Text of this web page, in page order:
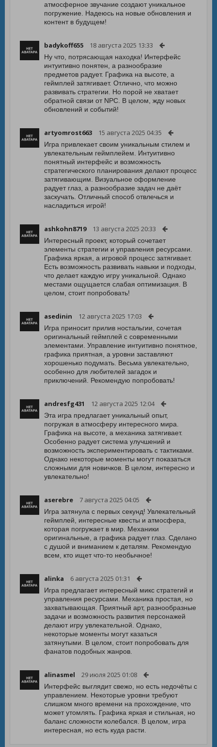
атмосферное звучание создают уникальное
погружение. Надеюсь на новые обновления и
контент в будущем!
badykoff655 18 августа 2025 13:33
Ну что, потрясающая находка! Интерфейс
интуитивно понятен, а разнообразие
предметов радует. Графика на высоте, а
геймплей затягивает. Отлично, что можно
развивать стратегии. Но порой не хватает
обратной связи от NPC. В целом, жду новых
обновлений и событий!
artyomrost663 15 августа 2025 04:35
Игра привлекает своим уникальным стилем и
увлекательным геймплейем. Интуитивно
понятный интерфейс и возможность
стратегического планирования делают процесс
затягивающим. Визуальное оформление
радует глаз, а разнообразие задач не даёт
заскучать. Отличный способ отвлечься и
насладиться игрой!
ashkohn8719 13 августа 2025 20:33
Интересный проект, который сочетает
элементы стратегии и управления ресурсами.
Графика яркая, а игровой процесс затягивает.
Есть возможность развивать навыки и подходы,
что делает каждую игру уникальной. Однако
местами ощущается слабая оптимизация. В
целом, стоит попробовать!
asedinin 12 августа 2025 17:03
Игра приносит прилив ностальгии, сочетая
оригинальный геймплей с современными
элементами. Управление интуитивно понятное,
графика приятная, а уровни заставляют
хорошенько подумать. Весьма увлекательно,
особенно для любителей загадок и
приключений. Рекомендую попробовать!
andresfg431 12 августа 2025 12:04
Эта игра предлагает уникальный опыт,
погружая в атмосферу интересного мира.
Графика на высоте, а механика затягивает.
Особенно радует система улучшений и
возможность экспериментировать с тактиками.
Однако некоторые моменты могут показаться
сложными для новичков. В целом, интересно и
увлекательно!
aserebre 7 августа 2025 04:05
Игра затянула с первых секунд! Увлекательный
геймплей, интересные квесты и атмосфера,
которая погружает в мир. Механики
оригинальные, а графика радует глаз. Сделано
с душой и вниманием к деталям. Рекомендую
всем, кто ищет что-то необычное!
alinka 6 августа 2025 01:31
Игра предлагает интересный микс стратегий и
управления ресурсами. Механика простая, но
захватывающая. Приятный арт, разнообразные
задачи и возможность развития персонажей
делают игру увлекательной. Однако,
некоторые моменты могут казаться
затянутыми. В целом, стоит попробовать для
фанатов подобных жанров.
alinasmel 29 июля 2025 01:08
Интерфейс выглядит свежо, но есть недочёты с
управлением. Некоторые уровни требуют
слишком много времени на прохождение, что
может утомлять. Графика яркая и стильная, но
баланс сложности колебался. В целом, игра
интересная, но есть куда расти.